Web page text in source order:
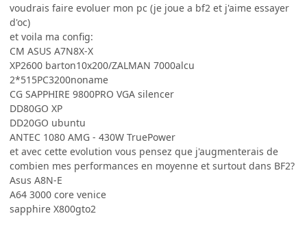
voudrais faire evoluer mon pc (je joue a bf2 et j'aime essayer
d'oc)
et voila ma config:
CM ASUS A7N8X-X
XP2600 barton10x200/ZALMAN 7000alcu
2*515PC3200noname
CG SAPPHIRE 9800PRO VGA silencer
DD80GO XP
DD20GO ubuntu
ANTEC 1080 AMG - 430W TruePower
et avec cette evolution vous pensez que j'augmenterais de
combien mes performances en moyenne et surtout dans BF2?
Asus A8N-E
A64 3000 core venice
sapphire X800gto2